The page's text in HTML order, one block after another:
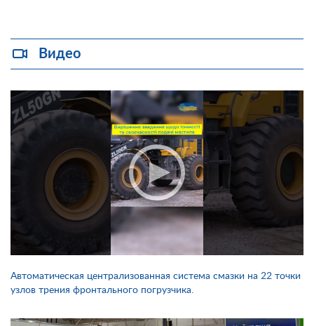
Видео
Автоматическая централизованная система смазки на 22 точки
узлов трения фронтального погрузчика.